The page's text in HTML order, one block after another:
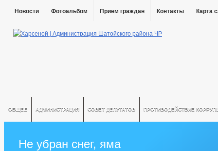
Новости Фотоальбом Прием граждан Контакты Карта
ОБЩЕЕ АДМИНИСТРАЦИЯ СОВЕТ ДЕПУТАТОВ ПРОТИВОДЕЙСТВИЕ
Не убран снег, яма